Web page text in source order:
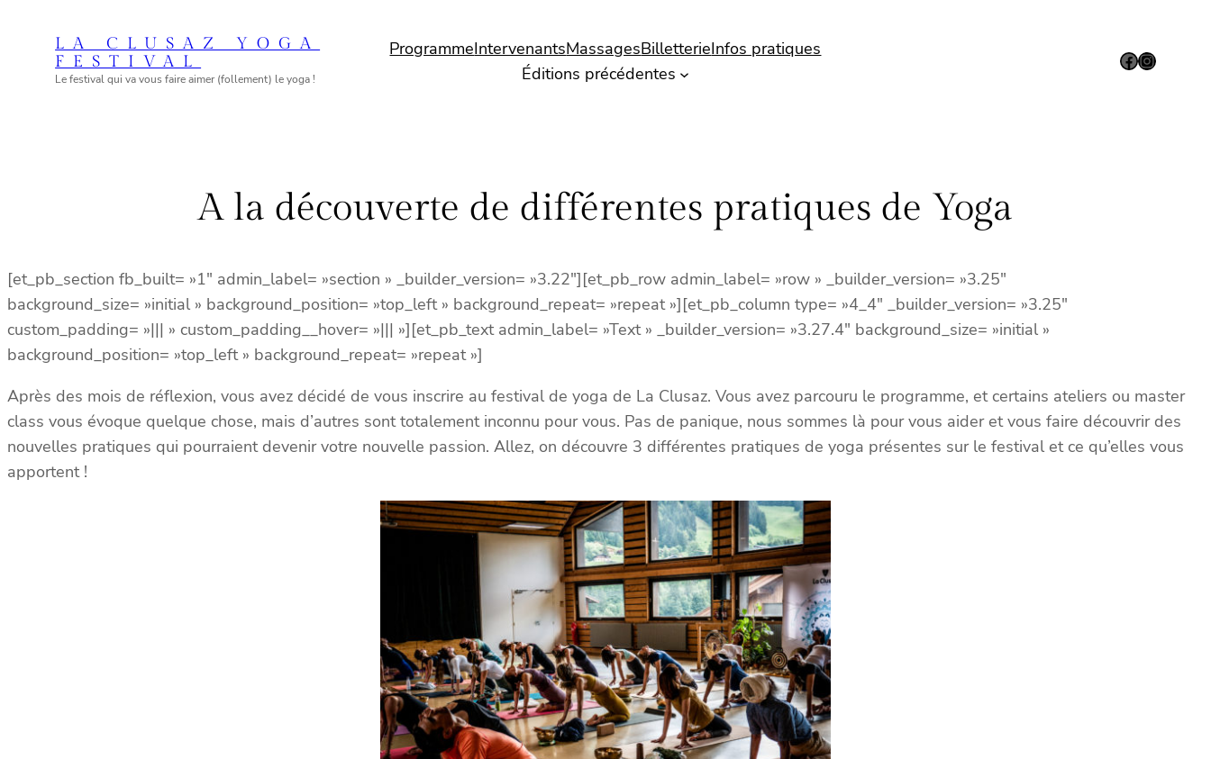
contenu
LA CLUSAZ YOGA
FESTIVAL
Le festival qui va vous faire aimer (follement) le yoga !
ProgrammeIntervenantsMassagesBilletterieInfos pratiques
Éditions précédentes
Facebook Instagram
A la découverte de différentes pratiques de Yoga
[et_pb_section fb_built= »1″ admin_label= »section » _builder_version= »3.22″][et_pb_row admin_label= »row » _builder_version= »3.25″
background_size= »initial » background_position= »top_left » background_repeat= »repeat »][et_pb_column type= »4_4″ _builder_version= »3.25″
custom_padding= »||| » custom_padding__hover= »||| »][et_pb_text admin_label= »Text » _builder_version= »3.27.4″ background_size= »initial »
background_position= »top_left » background_repeat= »repeat »]
Après des mois de réflexion, vous avez décidé de vous inscrire au festival de yoga de La Clusaz. Vous avez parcouru le programme, et certains ateliers ou master
class vous évoque quelque chose, mais d’autres sont totalement inconnu pour vous. Pas de panique, nous sommes là pour vous aider et vous faire découvrir des
nouvelles pratiques qui pourraient devenir votre nouvelle passion. Allez, on découvre 3 différentes pratiques de yoga présentes sur le festival et ce qu’elles vous
apportent !